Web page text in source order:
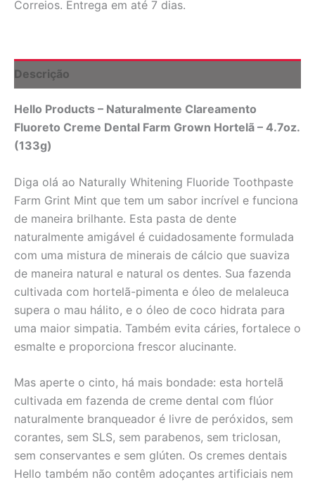
Farm
4.7
oz.
Products
quantidade
Correios. Entrega em até 7 dias.
Descrição
Hello Products – Naturalmente Clareamento
Fluoreto Creme Dental Farm Grown Hortelã – 4.7oz.
(133g)
Diga olá ao Naturally Whitening Fluoride Toothpaste
Farm Grint Mint que tem um sabor incrível e funciona
de maneira brilhante. Esta pasta de dente
naturalmente amigável é cuidadosamente formulada
com uma mistura de minerais de cálcio que suaviza
de maneira natural e natural os dentes. Sua fazenda
cultivada com hortelã-pimenta e óleo de melaleuca
supera o mau hálito, e o óleo de coco hidrata para
uma maior simpatia. Também evita cáries, fortalece o
esmalte e proporciona frescor alucinante.
Mas aperte o cinto, há mais bondade: esta hortelã
cultivada em fazenda de creme dental com flúor
naturalmente branqueador é livre de peróxidos, sem
corantes, sem SLS, sem parabenos, sem triclosan,
sem conservantes e sem glúten. Os cremes dentais
Hello também não contêm adoçantes artificiais nem